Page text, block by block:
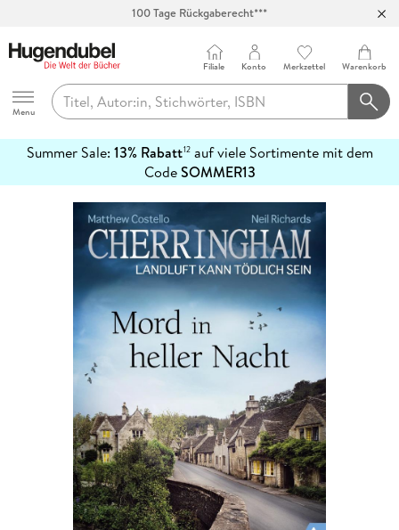
100 Tage Rückgaberecht***
Hugendubel
Menu
Filiale Konto Merkzettel Warenkorb
Summer Sale: 13% Rabatt12auf viele Sortimente mit dem
CodeSOMMER13
erfahren